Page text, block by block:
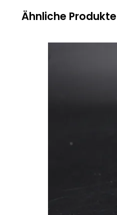
Ähnliche Produkte